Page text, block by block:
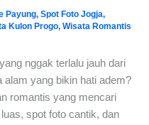
Payung, Spot Foto Jogja,
Kulon Progo, Wisata Romantis
nggak terlalu jauh dari
alam yang bikin hati adem?
romantis yang mencari
spot foto cantik, dan